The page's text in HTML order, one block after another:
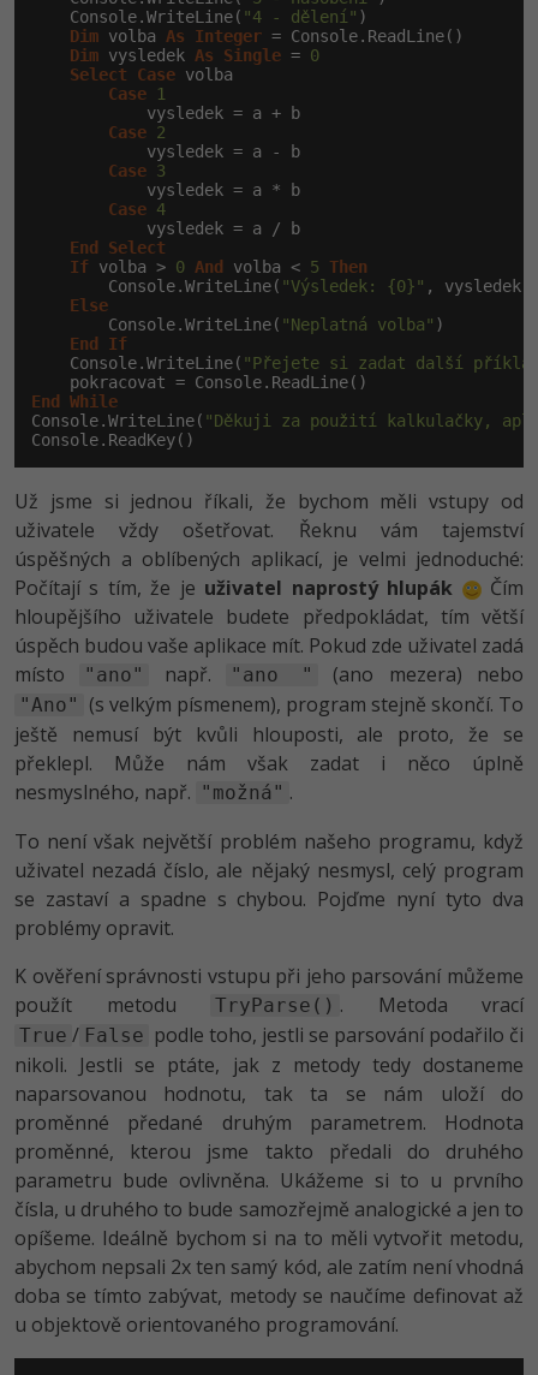
Více
Fórum
Kurzy e-commerce
Testování softwaru
Datová analýza
Digitální gramotnost
Marketing -30%
WordPress
SEO
UX
Business
Kryptoměny -25%
Copywriting -30%
MS Office -80%
Google Dokumenty
Time management
Linux
Sítě
Kybernetická bezpečnost
Elektronický podpis
Fórum
Kurzy designu
HTML/CSS -80%
Photoshop -80%
Adobe Illustrator -80%
Adobe Lightroom
Adobe XD -15%
Adobe InDesign -25%
Adobe After Effects
Blender -80%
Inkscape
Fotografování -80%
Video
Ostatní
Příběhy absolventů
Kariéra
Pro firmy
    Console.WriteLine(
"4 - dělení" )
Dim volba As Integer = Console.ReadLine()
Dim vysledek As Single = 0
Select
Case volba
Case
1
            vysledek = a + b
Case 2
            vysledek = a - b
Case 3
            vysledek = a * b
Case 4
            vysledek = a / b
End
Select
If volba > 0 And volba < 5
Then
        Console.WriteLine(
"Výsledek: {0}" , vysledek)
Else
        Console.WriteLine(
"Neplatná volba" )
End
If
    Console.WriteLine(
"Přejete si zadat další
End
While
Console.WriteLine( "Děkuji za použití kalkulačky,
Console.ReadKey()
Už jsme si jednou říkali, že bychom měli vstupy od
uživatele vždy ošetřovat. Řeknu vám tajemství
úspěšných a oblíbených aplikací, je velmi jednoduché:
Počítají s tím, že je uživatel naprostý hlupák
Čím
hloupějšího uživatele budete předpokládat, tím větší
úspěch budou vaše aplikace mít. Pokud zde uživatel zadá
místo
"ano" např. "ano " (ano mezera) nebo
"Ano"
(s velkým písmenem), program stejně skončí. To
ještě nemusí být kvůli hlouposti, ale proto, že se
překlepl. Může nám však zadat i něco úplně
nesmyslného, např. "možná" .
To není však největší problém našeho programu, když
uživatel nezadá číslo, ale nějaký nesmysl, celý program
se zastaví a spadne s chybou. Pojďme nyní tyto dva
problémy opravit.
K ověření správnosti vstupu při jeho parsování můžeme
použít metodu
TryParse() . Metoda vrací
True / False podle toho, jestli se parsování podařilo či
nikoli. Jestli se ptáte, jak z metody tedy dostaneme
naparsovanou hodnotu, tak ta se nám uloží do
proměnné předané druhým parametrem. Hodnota
proměnné, kterou jsme takto předali do druhého
parametru bude ovlivněna. Ukážeme si to u prvního
čísla, u druhého to bude samozřejmě analogické a jen to
opíšeme. Ideálně bychom si na to měli vytvořit metodu,
abychom nepsali 2x ten samý kód, ale zatím není vhodná
doba se tímto zabývat, metody se naučíme definovat až
u objektově orientovaného programování.